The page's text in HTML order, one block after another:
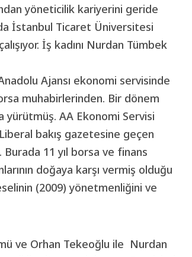
yöneticilik kariyerini geride
İstanbul Ticaret Üniversitesi
İş kadını Nurdan Tümbek
Ajansı ekonomi servisinde
muhabirlerinden. Bir dönem
yürütmüş. AA Ekonomi Servisi
bakış gazetesine geçen
Burada 11 yıl borsa ve finans
doğaya karşı vermiş olduğu
(2009) yönetmenliğini ve
ve Orhan Tekeoğlu ile Nurdan